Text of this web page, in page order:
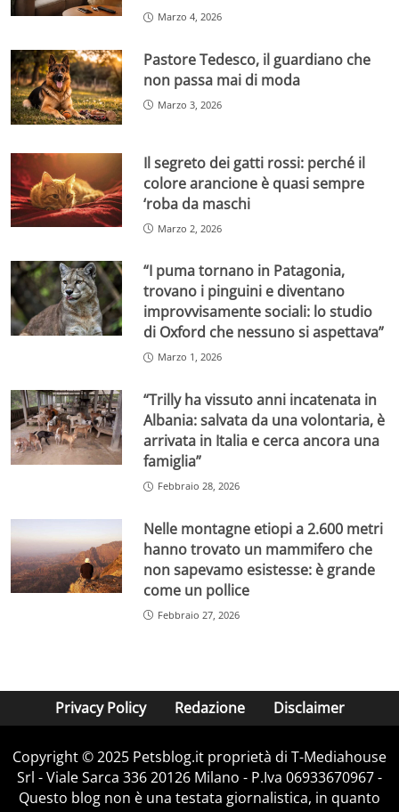
Marzo 4, 2026
Pastore Tedesco, il guardiano che
non passa mai di moda
Marzo 3, 2026
Il segreto dei gatti rossi: perché il
colore arancione è quasi sempre
‘roba da maschi
Marzo 2, 2026
“I puma tornano in Patagonia,
trovano i pinguini e diventano
improvvisamente sociali: lo studio
di Oxford che nessuno si aspettava”
Marzo 1, 2026
“Trilly ha vissuto anni incatenata in
Albania: salvata da una volontaria, è
arrivata in Italia e cerca ancora una
famiglia”
Febbraio 28, 2026
Nelle montagne etiopi a 2.600 metri
hanno trovato un mammifero che
non sapevamo esistesse: è grande
come un pollice
Febbraio 27, 2026
Privacy Policy Redazione Disclaimer
Copyright © 2025 Petsblog.it proprietà di T-Mediahouse
Srl - Viale Sarca 336 20126 Milano - P.Iva 06933670967 -
Questo blog non è una testata giornalistica, in quanto